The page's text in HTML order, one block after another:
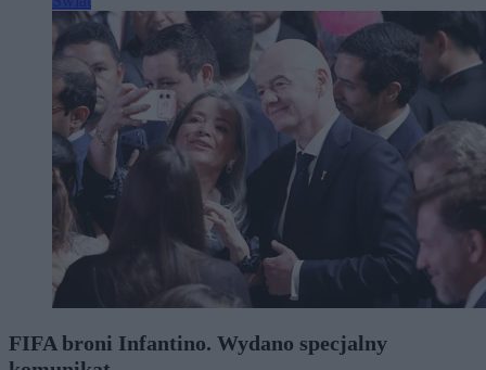
FIFA broni Infantino. Wydano specjalny